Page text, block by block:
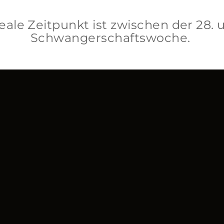
Zeitpunkt ist zwischen der 28.
Schwangerschaftswoche.